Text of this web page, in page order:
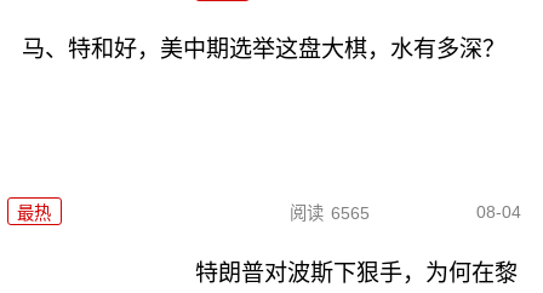
马、特和好，美中期选举这盘大棋，水有多深？
最热 阅读 6565 08-04
特朗普对波斯下狠手，为何在黎